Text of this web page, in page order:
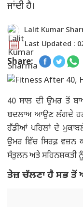
ਜਾਂਦੀ ਹੈ।
Lalit Kumar
Last Updated :
Share:
40 ਸਾਲ ਦੀ ਉਮਰ ਤੋਂ
ਬਦਲਾਅ ਆਉਣ ਲੱਗਦੇ
ਹੱਡੀਆਂ ਪਹਿਲਾਂ ਦੇ
ਉਮਰ ਵਿੱਚ ਸਿਰਫ਼ ਵਜ਼ਨ
ਸੰਤੁਲਨ ਅਤੇ ਸਹਿਨਸ਼ਕਤੀ ਨੂੰ
ਤੇਜ਼ ਚੱਲਣਾ ਹੈ ਸਭ ਤੋਂ